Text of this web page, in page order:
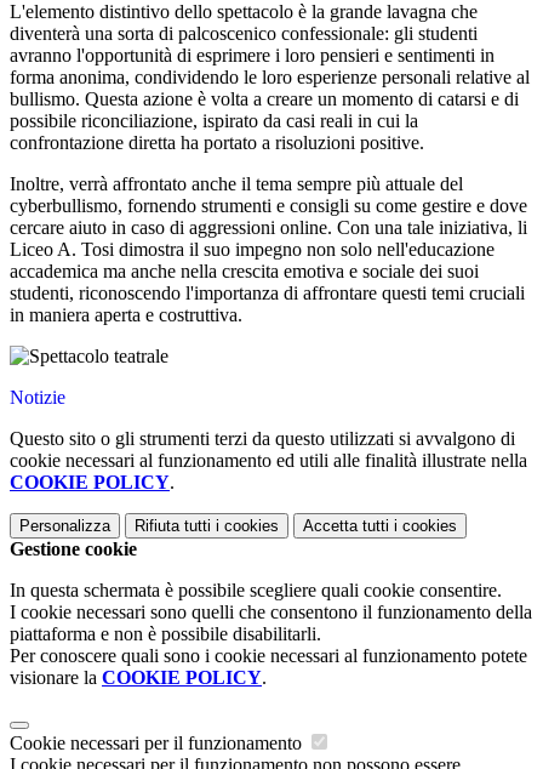
L'elemento distintivo dello spettacolo è la grande lavagna che
diventerà una sorta di palcoscenico confessionale: gli studenti
avranno l'opportunità di esprimere i loro pensieri e sentimenti in
forma anonima, condividendo le loro esperienze personali relative al
bullismo. Questa azione è volta a creare un momento di catarsi e di
possibile riconciliazione, ispirato da casi reali in cui la
confrontazione diretta ha portato a risoluzioni positive.
Inoltre, verrà affrontato anche il tema sempre più attuale del
cyberbullismo, fornendo strumenti e consigli su come gestire e dove
cercare aiuto in caso di aggressioni online. Con una tale iniziativa, li
Liceo A. Tosi dimostra il suo impegno non solo nell'educazione
accademica ma anche nella crescita emotiva e sociale dei suoi
studenti, riconoscendo l'importanza di affrontare questi temi cruciali
in maniera aperta e costruttiva.
Notizie
Questo sito o gli strumenti terzi da questo utilizzati si avvalgono di
cookie necessari al funzionamento ed utili alle finalità illustrate nella
COOKIE POLICY.
Personalizza Rifiuta tutti i cookies Accetta tutti i cookies
Gestione cookie
In questa schermata è possibile scegliere quali cookie consentire.
I cookie necessari sono quelli che consentono il funzionamento della
piattaforma e non è possibile disabilitarli.
Per conoscere quali sono i cookie necessari al funzionamento potete
visionare la COOKIE POLICY.
Cookie necessari per il funzionamento